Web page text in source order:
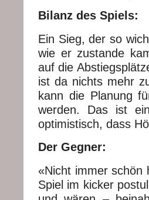
Bilanz des Spiels:
Ein Sieg, der so
wie er zustande
auf die
ist da nichts mehr
kann die Planung
werden. Das ist
optimistisch, dass
Der Gegner:
«Nicht immer schön
Spiel im kicker